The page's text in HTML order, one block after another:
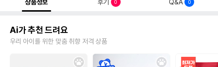
상품정보 후기 0 Q&A 0
Ai가 추천 드려요
우리 아이를 위한 맞춤 취향 저격 상품